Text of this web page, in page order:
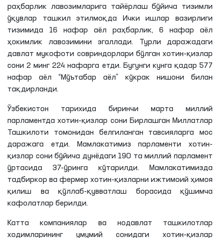
раҳбарлик лавозимларига тайёрлаш бўйича тизимли
ўқувлар ташкил этилмоқда Ички ишлар вазирлиги
тизимида 16 нафар аёл раҳбарлик, 6 нафар аёл
ҳокимлик лавозимини эгаллади. Турли даражадаги
давлат мукофоти совриндорлари бўлган хотин-қизлар
сони 2 минг 224 нафарга етди. Бугунги кунга қадар 577
нафар аёл “Мўътабар аёл” кўкрак нишони билан
тақдирланди.
Ўзбекистон тарихида биринчи марта миллий
парламентда хотин-қизлар сони Бирлашган Миллатлар
Ташкилоти томонидан белгиланган тавсияларга мос
даражага етди. Мамлакатимиз парламенти хотин-
қизлар сони бўйича дунёдаги 190 та миллий парламент
ўртасида 37-ўринга кўтарилди. Мамлакатимизда
тадбиркор ва фермер хотин-қизларни ижтимоий ҳимоя
қилиш ва қўллаб-қувватлаш борасида қўшимча
кафолатлар берилди.
Катта компаниялар ва нодавлат ташкилотлар
ходимларининг умумий сонидаги хотин-қизлар